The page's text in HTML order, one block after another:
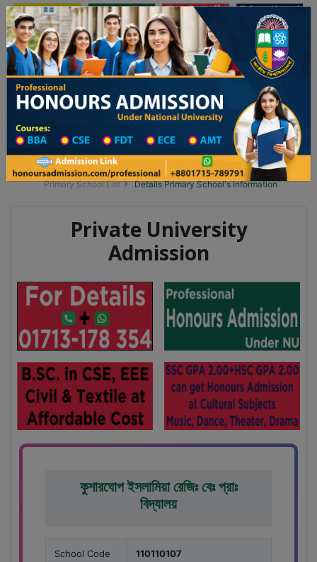
Toggle navigation অনার্স ভর্তি প্রফেশনাল অনার্স
Updates
২৬ শিক্ষাবর্ষের ১ম বর্ষের ভর্তি আবেদন বিজ্ঞপ্তি ঢাকা বিশ্ববিদ্যালয় ২০২৫-২৬ শিক্ষাবর্ষে
Division List
Primary School District Wise
Primary School in সোনাতলা
Primary School List
Details Primary School's Information
Private University
Admission
কুশারঘোপ ইসলামিয়া রেজিঃ বেঃ প্রাঃ
বিদ্যালয়
School Code 110110107